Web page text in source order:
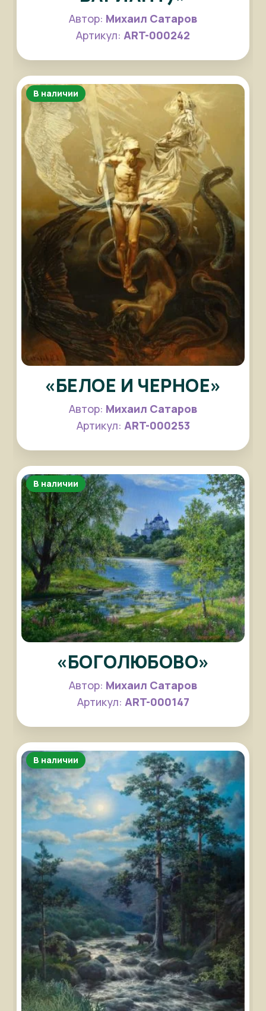
Автор: Михаил Сатаров
Артикул: ART-000242
В наличии
«БЕЛОЕ И ЧЕРНОЕ»
Автор: Михаил Сатаров
Артикул: ART-000253
В наличии
«БОГОЛЮБОВО»
Автор: Михаил Сатаров
Артикул: ART-000147
В наличии